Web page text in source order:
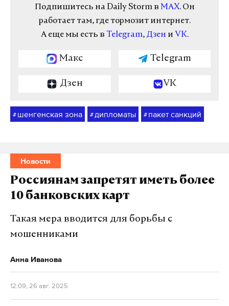
Подпишитесь на Daily Storm в MAX. Он
работает там, где тормозит интернет.
А еще мы есть в Telegram, Дзен и VK.
Макс Telegram
Дзен VK
# шенгенская зона # дипломаты # пакет санкций
Новости
Россиянам запретят иметь более
10 банковских карт
Такая мера вводится для борьбы с
мошенниками
Анна Иванова
12:09, 26 авг. 2025